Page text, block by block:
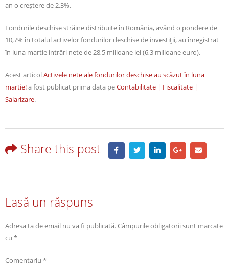
an o creştere de 2,3%.
Fondurile deschise străine distribuite în România, având o pondere de
10,7% în totalul activelor fondurilor deschise de investiţii, au înregistrat
în luna martie intrări nete de 28,5 milioane lei (6,3 milioane euro).
Acest articolActivele nete ale fondurilor deschise au scăzut în luna
martie!a fost publicat prima data peContabilitate | Fiscalitate |
Salarizare.
Share this post
Lasă un răspuns
Adresa ta de email nu va fi publicată.Câmpurile obligatorii sunt marcate
cu *
Comentariu *